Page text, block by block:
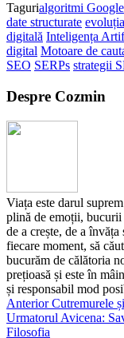
Tagurialgoritmi Google
date structurate
digitală Inteligența
digital Motoare de
SEO SERPs strategii
Despre Cozmin
Viața este darul
plină de emoții,
de a crește, de a
fiecare moment, să
bucurăm de călătoria
prețioasă și este în
și responsabil mod
AnteriorCutremurele
Urmatorul Avicena:
Filosofia